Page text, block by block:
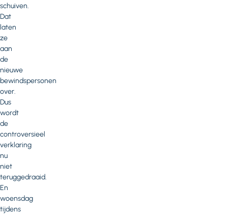
schuiven.
Dat
laten
ze
aan
de
nieuwe
bewindspersonen
over.
Dus
wordt
de
controversieel
verklaring
nu
niet
teruggedraaid.
En
woensdag
tijdens